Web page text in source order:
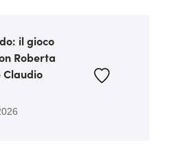
il gioco
Roberta
Claudio